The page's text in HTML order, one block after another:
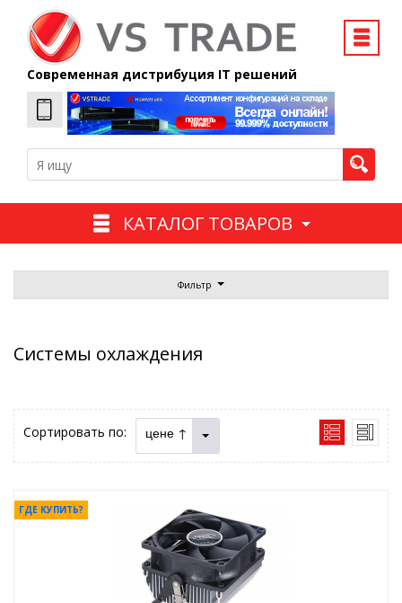
Современная дистрибуция IT решений
КАТАЛОГ ТОВАРОВ
Фильтр
Системы охлаждения
Сортировать по: цене ↑
ГДЕ КУПИТЬ?